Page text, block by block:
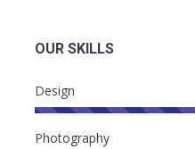
OUR SKILLS
Design
Photography